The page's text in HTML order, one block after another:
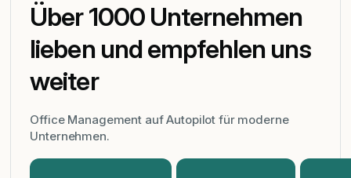
Über 1000 Unternehmen
lieben und empfehlen uns
weiter
Office Management auf Autopilot für moderne
Unternehmen.